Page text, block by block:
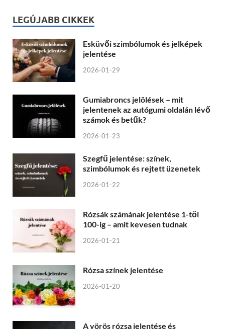
LEGÚJABB CIKKEK
Esküvői szimbólumok és jelképek
jelentése
2026-01-29
Gumiabroncs jelölések – mit
jelentenek az autógumi oldalán lévő
számok és betűk?
2026-01-23
Szegfű jelentése: színek,
szimbólumok és rejtett üzenetek
2026-01-22
Rózsák számának jelentése 1-től
100-ig – amit kevesen tudnak
2026-01-21
Rózsa színek jelentése
2026-01-20
A vörös rózsa jelentése és